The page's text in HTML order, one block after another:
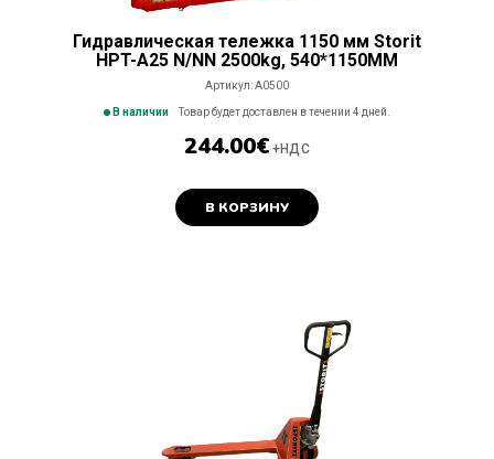
безопасность
Складские
коробки и
хранения
Гидравлическая тележка 1150 мм Storit
HPT-A25 N/NN 2500kg, 540*1150MM
Артикул:A0500
В наличии Товар будет доставлен в течении 4 дней.
244.00€ +НДС
В КОРЗИНУ